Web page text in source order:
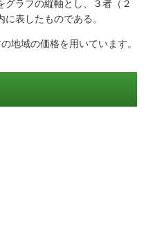
グラフの縦軸とし、３者（２
表したものである。
地域の価格を用いています。